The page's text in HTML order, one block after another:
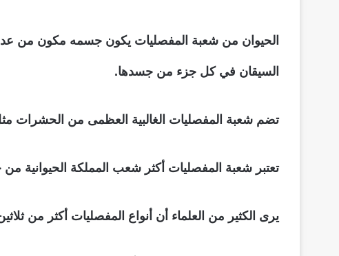
الحيوان من شعبة المفصليات يكون جسمه مكون من
السيقان في كل جزء من جسدها.
تضم شعبة المفصليات الغالبية العظمى من الحشرات مثل
تعتبر شعبة المفصليات أكثر شعب المملكة الحيوانية
يرى الكثير من العلماء أن أنواع المفصليات أكثر من